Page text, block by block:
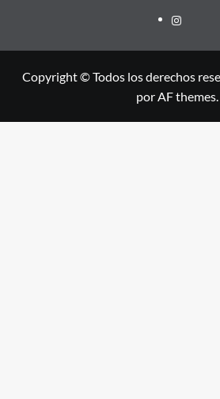
Instagram
Copyright © Todos los derechos
por AF themes.